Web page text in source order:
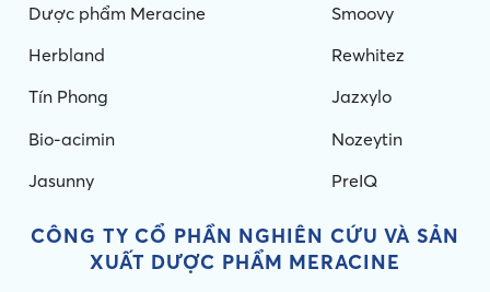
Dược phẩm Meracine
Herbland
Tín Phong
Bio-acimin
Jasunny
Smoovy
Rewhitez
Jazxylo
Nozeytin
PreIQ
CÔNG TY CỔ PHẦN NGHIÊN CỨU VÀ SẢN
XUẤT DƯỢC PHẨM MERACINE